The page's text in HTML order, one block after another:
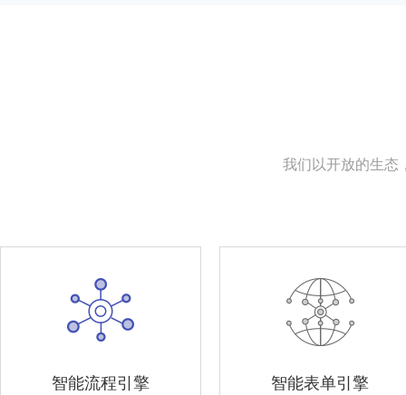
我们以开放的生态
智能流程引擎 智能表单引擎